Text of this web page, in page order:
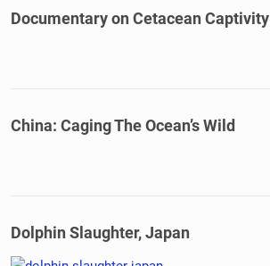
Documentary on Cetacean Captivity
China: Caging The Ocean’s Wild
Dolphin Slaughter, Japan